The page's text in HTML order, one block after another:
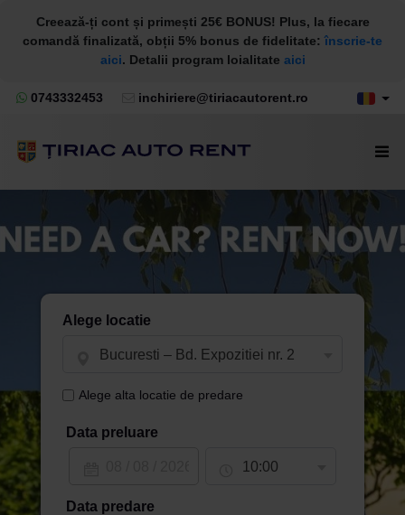
Creează-ți cont și primești 25€ BONUS! Plus, la fiecare
comandă finalizată, obții 5% bonus de fidelitate: înscrie-te
aici. Detalii program loialitate aici
0743332453 inchiriere@tiriacautorent.ro
Alege locatie
Bucuresti – Bd. Expozitiei nr. 2
Alege alta locatie de predare
Data preluare
10:00
Data predare